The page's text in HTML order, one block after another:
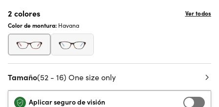
2 colores
Ver todos
Color de montura: Havana
Tamaño(52 - 16) One size only
Aplicar seguro de visión